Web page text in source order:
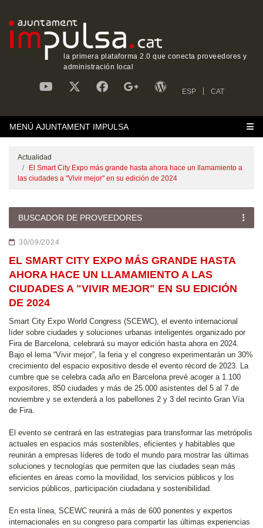
la primera plataforma 2.0 que conecta proveedores y
administración local
ESP CAT
MENÚ AJUNTAMENT IMPULSA
Actualidad
El Smart City Expo más grande hasta ahora hace un llamamiento a
las ciudades a "Vivir mejor" en su edición de 2024
BUSCADOR DE PROVEEDORES
30/09/2024
EL SMART CITY EXPO MÁS GRANDE HASTA
AHORA HACE UN LLAMAMIENTO A LAS
CIUDADES A "VIVIR MEJOR" EN SU EDICIÓN
DE 2024
Smart City Expo World Congress (SCEWC), el evento internacional
líder sobre ciudades y soluciones urbanas inteligentes organizado por
Fira de Barcelona, celebrará su mayor edición hasta ahora en 2024.
Bajo el lema “Vivir mejor”, la feria y el congreso experimentarán un 30%
crecimiento del espacio expositivo desde el evento récord de 2023. La
cumbre que se celebra cada año en Barcelona prevé acoger a 1.100
expositores, 850 ciudades y más de 25.000 asistentes del 5 al 7 de
noviembre y se extenderá a los pabellones 2 y 3 del recinto Gran Vía
de Fira.
El evento se centrará en las estrategias para transformar las metrópolis
actuales en espacios más sostenibles, eficientes y habitables que
reunirán a empresas líderes de todo el mundo para mostrar las últimas
soluciones y tecnologías que permiten que las ciudades sean más
eficientes en áreas como la movilidad, los servicios públicos y los
servicios públicos, participación ciudadana y sostenibilidad.
En esta línea, SCEWC reunirá a más de 600 ponentes y expertos
internacionales en su congreso para compartir las últimas experiencias